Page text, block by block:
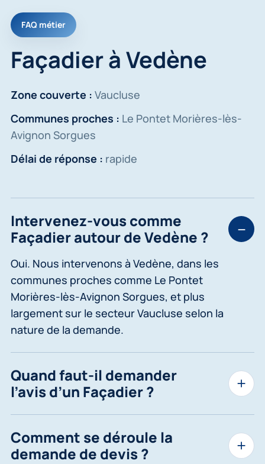
FAQ métier
Façadier à Vedène
Zone couverte : Vaucluse
Communes proches : Le Pontet Morières-lès-
Avignon Sorgues
Délai de réponse : rapide
Intervenez-vous comme
Façadier autour de Vedène ?
Oui. Nous intervenons à Vedène, dans les
communes proches comme Le Pontet
Morières-lès-Avignon Sorgues, et plus
largement sur le secteur Vaucluse selon la
nature de la demande.
Quand faut-il demander
l’avis d’un Façadier ?
Comment se déroule la
demande de devis ?